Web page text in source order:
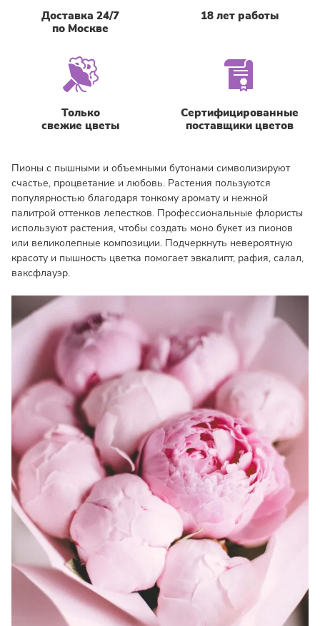
Доставка 24/7
по Москве
18 лет работы
Только
свежие цветы
Сертифицированные
поставщики цветов
Пионы с пышными и объемными бутонами символизируют
счастье, процветание и любовь. Растения пользуются
популярностью благодаря тонкому аромату и нежной
палитрой оттенков лепестков. Профессиональные флористы
используют растения, чтобы создать моно букет из пионов
или великолепные композиции. Подчеркнуть невероятную
красоту и пышность цветка помогает эвкалипт, рафия, салал,
ваксфлауэр.